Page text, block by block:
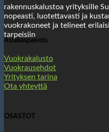
rakennuskalustoa yrityksille
nopeasti, luotettavasti ja
vuokrakoneet ja telineet
tarpeisiin
Asiakaspalvelu
Vuokrakalusto
Vuokrausehdot
Yrityksen tarina
Ota yhteyttä
OSASTOT